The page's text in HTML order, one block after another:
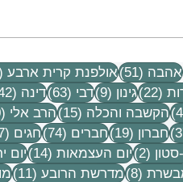
פוסטים
אהבה (51) 51 פוסטים
אולפנת קרית ארבע
(22) 22 פוסטים
גינון (9) 9 פוסטיםדבי (63) 63 פוסטים
דינה (142)
42 פוסטים
הקשבה והכלה (15) 15 פוסטים
הרב אלי (70)
37 פוסטים
חברון (19) 19 פוסטים
חברים (74) 74 פוסטים
חגים (17)
(2) 2 פוסטיםיום העצמאות (14) 14 פוסטים
יום
1
(8) 8 פוסטיםמדרשת הרובע (11) 11 פוסטים